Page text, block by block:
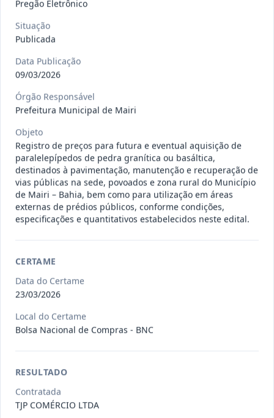
Pregão
gêneros alimentícios, de
Situação:
013/2026
Pregão
Registro de preço para aquisição de
insumos farmacêuticos e
Situação: Publicada Data:15/07/2026 Ver detalhes
009/2026
Credenciamento
credenciamento de pessoa
jurídica para prestação de
011/2026
Credenciamento
jurídicas especializadas para a
pr
Pregão Eletrônico
Situação
Publicada
Data Publicação
09/03/2026
Órgão Responsável
Prefeitura Municipal de Mairi
Objeto
Registro de preços para futura e eventual aquisição de
paralelepípedos de pedra granítica ou basáltica,
destinados à pavimentação, manutenção e recuperação de
vias públicas na sede, povoados e zona rural do Município
de Mairi – Bahia, bem como para utilização em áreas
externas de prédios públicos, conforme condições,
especificações e quantitativos estabelecidos neste edital.
CERTAME
Data do Certame
23/03/2026
Local do Certame
Bolsa Nacional de Compras - BNC
RESULTADO
Contratada
TJP COMÉRCIO LTDA